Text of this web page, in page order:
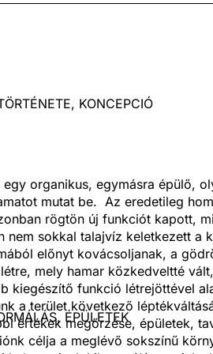
KONCEPCIÓ
organikus, egymásra épülő,
mutat be. Az eredetileg
rögtön új funkciót kapott,
nem sokkal talajvíz keletkezett a
előnyt kovácsoljanak, a
mely hamar közkedveltté
kiegészítő funkció létrejöttével
a terület következő
értékek megőrzése, épületek,
célja a meglévő sokszínű
ÉPÜLETEK